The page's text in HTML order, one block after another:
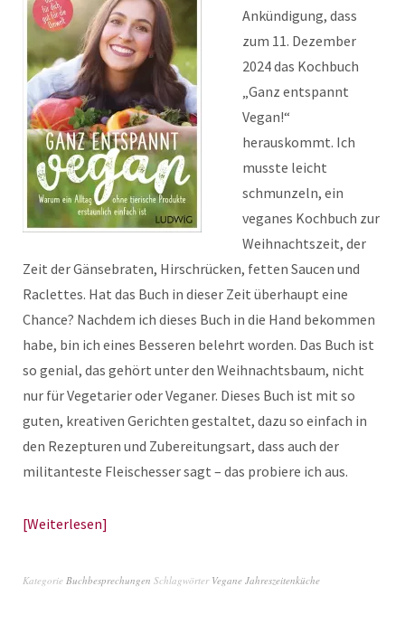
Ankündigung, dass
zum 11. Dezember
2024 das Kochbuch
„Ganz entspannt
Vegan!“
herauskommt. Ich
musste leicht
schmunzeln, ein
veganes Kochbuch zur
Weihnachtszeit, der
Zeit der Gänsebraten, Hirschrücken, fetten Saucen und
Raclettes. Hat das Buch in dieser Zeit überhaupt eine
Chance? Nachdem ich dieses Buch in die Hand bekommen
habe, bin ich eines Besseren belehrt worden. Das Buch ist
so genial, das gehört unter den Weihnachtsbaum, nicht
nur für Vegetarier oder Veganer. Dieses Buch ist mit so
guten, kreativen Gerichten gestaltet, dazu so einfach in
den Rezepturen und Zubereitungsart, dass auch der
militanteste Fleischesser sagt – das probiere ich aus.
Weiterlesen
Kategorie Buchbesprechungen Schlagwörter Vegane Jahreszeitenküche